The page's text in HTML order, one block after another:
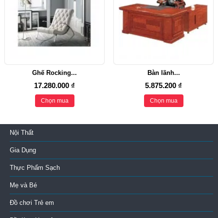
Ghế Rocking...
17.280.000 ₫
Chọn mua
Bàn lãnh...
5.875.200 ₫
Chọn mua
Nội Thất
Gia Dụng
Thực Phẩm Sạch
Mẹ và Bé
Đồ chơi Trẻ em